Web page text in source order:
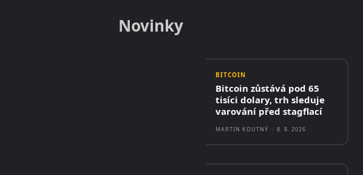
Novinky
BITCOIN
Bitcoin zůstává pod 65
tisíci dolary, trh sleduje
varování před stagflací
MARTIN KOUTNÝ - 8. 8. 2026